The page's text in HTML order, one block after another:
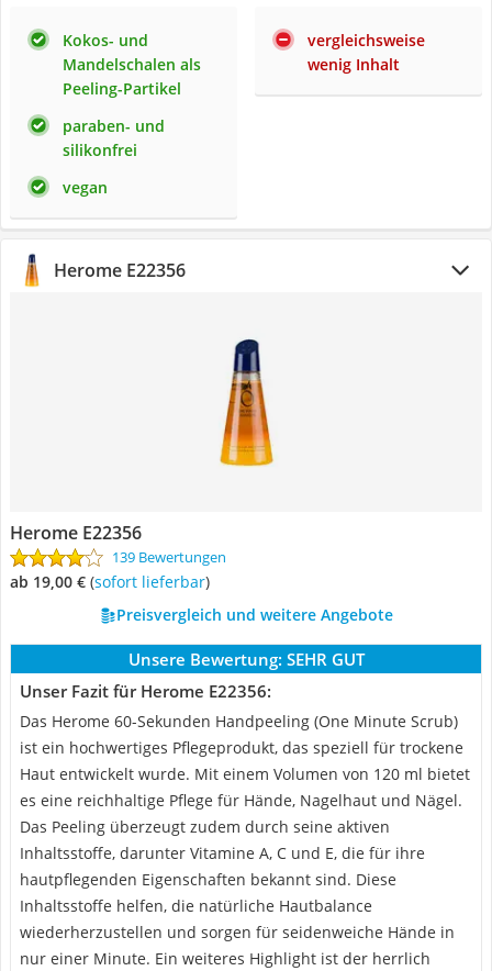
Kokos- und
Mandelschalen als
Peeling-Partikel
paraben- und
silikonfrei
vegan
vergleichsweise
wenig Inhalt
Herome ‎E22356
Herome ‎E22356
139 Bewertungen
ab 19,00 € ( Sofort lieferbar)
Preisvergleich und weitere Angebote
Unsere Bewertung: SEHR GUT
Unser Fazit für Herome ‎E22356:
Das Herome 60-Sekunden Handpeeling (One Minute Scrub)
ist ein hochwertiges Pflegeprodukt, das speziell für trockene
Haut entwickelt wurde. Mit einem Volumen von 120 ml bietet
es eine reichhaltige Pflege für Hände, Nagelhaut und Nägel.
Das Peeling überzeugt zudem durch seine aktiven
Inhaltsstoffe, darunter Vitamine A, C und E, die für ihre
hautpflegenden Eigenschaften bekannt sind. Diese
Inhaltsstoffe helfen, die natürliche Hautbalance
wiederherzustellen und sorgen für seidenweiche Hände in
nur einer Minute. Ein weiteres Highlight ist der herrlich